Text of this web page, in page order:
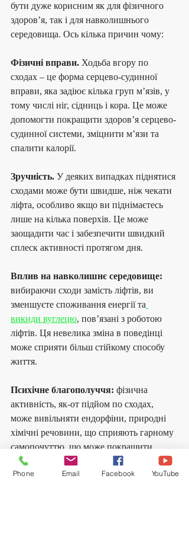
бути дуже корисним як для фізичного
здоров’я, так і для навколишнього
середовища. Ось кілька причин чому:
Фізичні вправи. Ходьба вгору по
сходах – це форма серцево-судинної
вправи, яка задіює кілька груп м’язів, у
тому числі ніг, сідниць і кора. Це може
допомогти покращити здоров’я серцево-
судинної системи, зміцнити м’язи та
спалити калорії.
Зручність. У деяких випадках піднятися
сходами може бути швидше, ніж чекати
ліфта, особливо якщо ви піднімаєтесь
лише на кілька поверхів. Це може
заощадити час і забезпечити швидкий
сплеск активності протягом дня.
Вплив на навколишнє середовище:
вибираючи сходи замість ліфтів, ви
зменшуєте споживання енергії та
викиди вуглецю, пов’язані з роботою
ліфтів. Ця невелика зміна в поведінці
може сприяти більш стійкому способу
життя.
Психічне благополуччя: фізична
активність, як-от підйом по сходах,
може вивільняти ендорфіни, природні
хімічні речовини, що сприяють гарному
самопочуттю, що може покращити
настрій і зменшити стрес.
Phone Email Facebook YouTube